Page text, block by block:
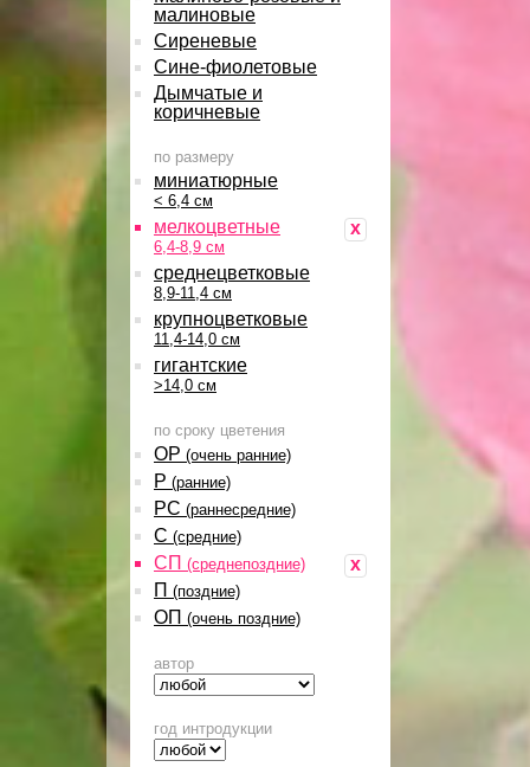
малиновые
Сиреневые
Сине-фиолетовые
Дымчатые и
коричневые
по размеру
миниатюрные
< 6,4 см
x
мелкоцветные
6,4-8,9 см
среднецветковые
8,9-11,4 см
крупноцветковые
11,4-14,0 см
гигантские
>14,0 см
по сроку цветения
ОР (очень ранние)
Р (ранние)
РС (раннесредние)
С (средние)
x
СП (среднепоздние)
П (поздние)
ОП (очень поздние)
автор
год интродукции